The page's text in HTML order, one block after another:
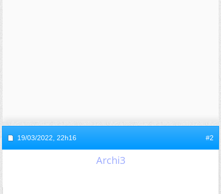
19/03/2022, 22h16 #2
Archi3